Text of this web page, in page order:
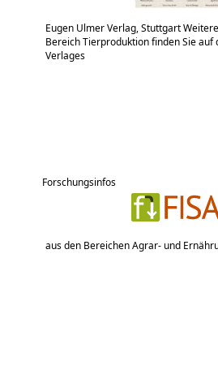
Eugen Ulmer Verlag, Stuttgart
Bereich Tierproduktion finden Sie auf
Verlages
Forschungsinfos
aus den Bereichen Agrar- und